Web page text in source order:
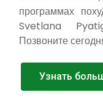
программах
Svetlana
Позвоните
Узнать